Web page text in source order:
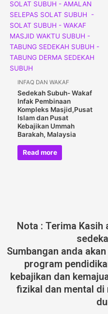
INFAQ DAN WAKAF
Sedekah Subuh- Wakaf
Infak Pembinaan
Kompleks Masjid,Pusat
Islam dan Pusat
Kebajikan Ummah
Barakah, Malaysia
Read more
Nota : Terima
Sumbangan anda
program
kebajikan dan
fizikal dan mental di